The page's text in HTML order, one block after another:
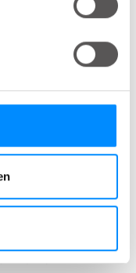
muss
bösen
und fühlt
kleinen